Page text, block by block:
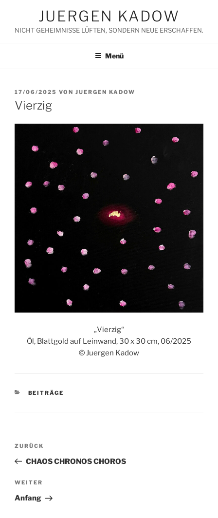
springen
JUERGEN KADOW
NICHT GEHEIMNISSE LÜFTEN, SONDERN NEUE ERSCHAFFEN.
Menü
VERÖFFENTLICHT
AM
17/06/2025 VON JUERGEN KADOW
Vierzig
„Vierzig“
Öl, Blattgold auf Leinwand, 30 x 30 cm, 06/2025
© Juergen Kadow
KATEGORIEN
BEITRÄGE
Beitragsnavigation
Vorheriger
Beitrag
ZURÜCK
CHAOS CHRONOS CHOROS
Nächster
Beitrag
WEITER
Anfang